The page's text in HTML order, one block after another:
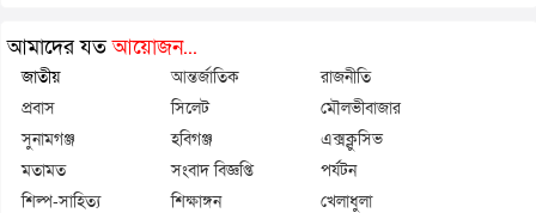
আমাদের যতআয়োজন...
জাতীয় আন্তর্জাতিক
রাজনীতি
প্রবাস
সিলেট
মৌলভীবাজার
সুনামগঞ্জ
হবিগঞ্জ
এক্সক্লুসিভ
মতামত
সংবাদ বিজ্ঞপ্তি
পর্যটন
শিল্প-সাহিত্য
শিক্ষাঙ্গন
খেলাধুলা